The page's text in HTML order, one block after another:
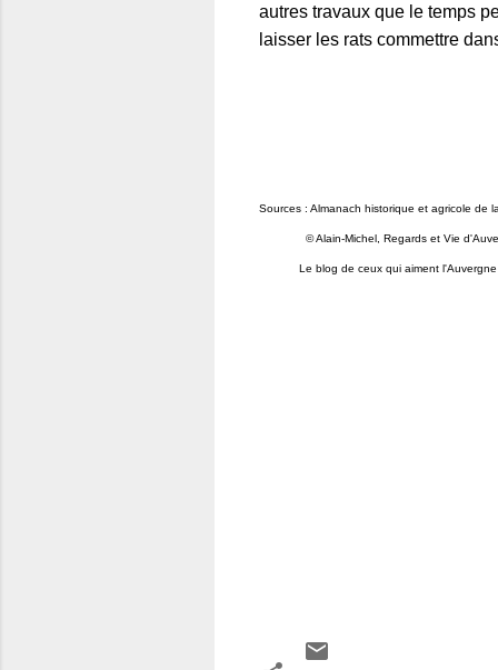
autres travaux que le temps
laisser les rats commettre
Sources : Almanach historique et agricole de
© Alain-Michel, Regards et Vie
Le blog de ceux qui aiment l'Auvergne